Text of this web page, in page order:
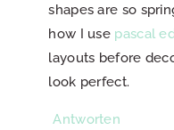
shapes are so
how I use pascal
layouts before
look perfect.
Antworten